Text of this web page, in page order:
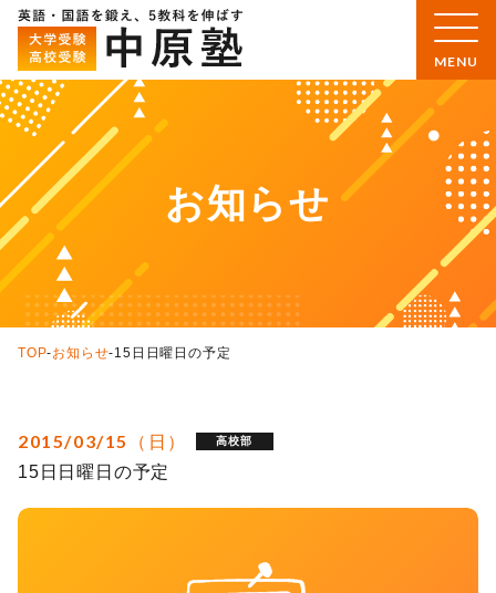
お知らせ
TOP-お知らせ-15日日曜日の予定
2015/03/15（日） 高校部
15日日曜日の予定